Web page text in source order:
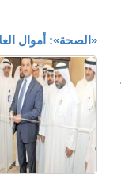
«الصحة»: أموال